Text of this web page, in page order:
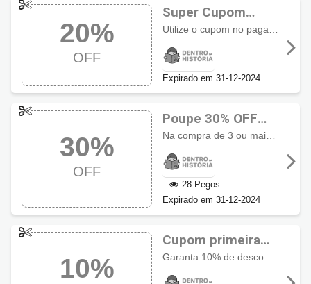
20%
OFF
Super Cupom
Dentro da História
com 20% OFF
Expirado em 31-12-2024
30%
OFF
Poupe 30% OFF
usando cupom
Dentro da História
28 Pegos
Expirado em 31-12-2024
10%
Cupom primeira
compra Dentro da
História